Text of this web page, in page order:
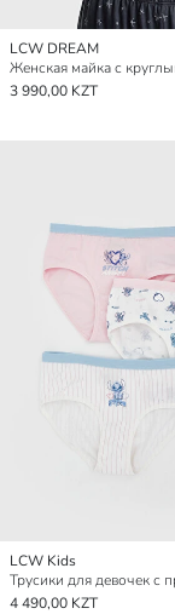
LCW DREAM
Женская майка с
3 990,00 KZT
LCW Kids
4 490,00 KZT